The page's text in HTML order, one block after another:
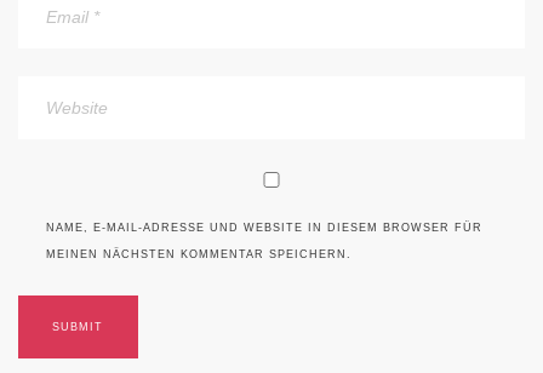
NAME, E-MAIL-ADRESSE UND WEBSITE IN DIESEM BROWSER FÜR
MEINEN NÄCHSTEN KOMMENTAR SPEICHERN.